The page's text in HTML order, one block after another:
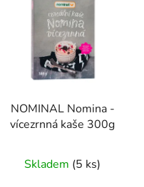
NOMINAL Nomina -
vícezrnná kaše 300g
Skladem (5 ks)